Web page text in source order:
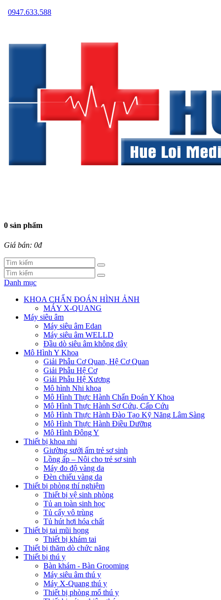
0947.633.588
0 sản phẩm
Giá bán: 0đ
Danh mục
KHOA CHẨN ĐOÁN HÌNH ẢNH
MÁY X-QUANG
Máy siêu âm
Máy siêu âm Edan
Máy siêu âm WELLD
Đầu dò siêu âm không dây
Mô Hình Y Khoa
Giải Phẫu Cơ Quan, Hệ Cơ Quan
Giải Phẫu Hệ Cơ
Giải Phẫu Hệ Xương
Mô hình Nhi khoa
Mô Hình Thực Hành Chẩn Đoán Y Khoa
Mô Hình Thực Hành Sơ Cứu, Cấp Cứu
Mô Hình Thực Hành Đào Tạo Kỹ Năng Lâm Sàng
Mô Hình Thực Hành Điều Dưỡng
Mô Hình Đông Y
Thiết bị khoa nhi
Giường sưởi ấm trẻ sơ sinh
Lồng ấp – Nôi cho trẻ sơ sinh
Máy đo độ vàng da
Đèn chiếu vàng da
Thiết bị phòng thí nghiệm
Thiết bị vệ sinh phòng
Tủ an toàn sinh học
Tủ cấy vô trùng
Tủ hút hơi hóa chất
Thiết bị tai mũi họng
Thiết bị khám tai
Thiết bị thăm dò chức năng
Thiết bị thú y
Bàn khám - Bàn Grooming
Máy siêu âm thú y
Máy X-Quang thú y
Thiết bị phòng mổ thú y